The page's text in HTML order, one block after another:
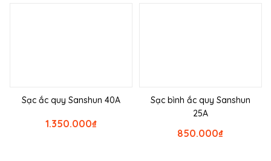
Sạc ắc quy Sanshun 40A
₫
1.350.000
Sạc bình ắc quy Sanshun
25A
₫
850.000